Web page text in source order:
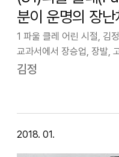
분이 운명의 장
1 파울 클레 어린 시절, 김
교과서에서 장승업, 장발,
지냈다. 나는 클레(Paul
김정
2018. 01.